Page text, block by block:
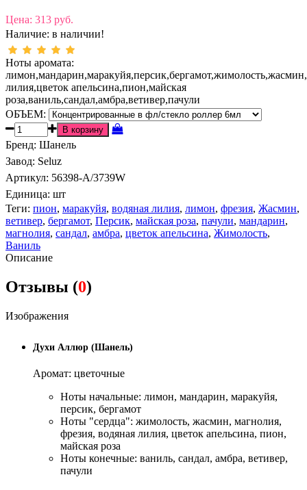
Цена: 313 руб.
Наличие: в наличии!
Ноты аромата:
лилия,цветок апельсина,пион,майская
роза,ваниль,сандал,амбра,ветивер,пачули
ОБЪЕМ:
Бренд: Шанель
Завод: Seluz
Артикул: 56398-A/3739W
Единица: шт
Теги: пион, маракуйя, водяная лилия, лимон, фрезия, Жасмин,
ветивер, бергамот, Персик, майская роза, пачули, мандарин,
магнолия, сандал, амбра, цветок апельсина, Жимолость,
Ваниль
Описание
Отзывы (0)
Изображения
Духи Аллюр (Шанель)
Аромат: цветочные
Ноты начальные: лимон, мандарин, маракуйя,
персик, бергамот
Ноты "сердца": жимолость, жасмин, магнолия,
фрезия, водяная лилия, цветок апельсина, пион,
майская роза
Ноты конечные: ваниль, сандал, амбра, ветивер,
пачули